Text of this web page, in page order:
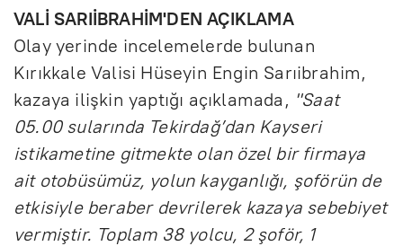
VALİ SARIİBRAHİM'DEN AÇIKLAMA
Olay yerinde incelemelerde bulunan
Kırıkkale Valisi Hüseyin Engin Sarıibrahim,
kazaya ilişkin yaptığı açıklamada, "Saat
05.00 sularında Tekirdağ’dan Kayseri
istikametine gitmekte olan özel bir firmaya
ait otobüsümüz, yolun kayganlığı, şoförün de
etkisiyle beraber devrilerek kazaya sebebiyet
vermiştir. Toplam 38 yolcu, 2 şoför, 1